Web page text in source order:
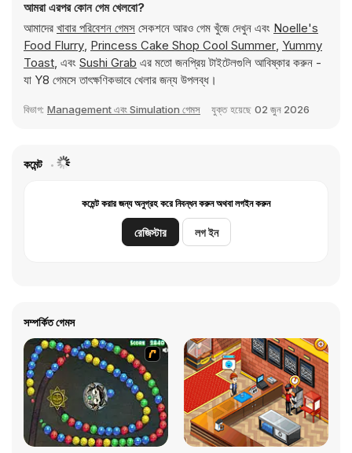
আমরা এরপর কোন গেম খেলবো?
আমাদের খাবার পরিবেশন গেমস সেকশনে আরও গেম খুঁজে দেখুন এবং Noelle's
Food Flurry, Princess Cake Shop Cool Summer, Yummy
Toast, এবং Sushi Grab এর মতো জনপ্রিয় টাইটেলগুলি আবিষ্কার করুন -
যা Y8 গেমসে তাৎক্ষণিকভাবে খেলার জন্য উপলব্ধ।
বিভাগ: Management এবং Simulation গেমস যুক্ত হয়েছে 02 জুন 2026
কমেন্ট
কমেন্ট করার জন্য অনুগ্রহ করে নিবন্ধন করুন অথবা লগইন করুন
রেজিস্টার লগ ইন
সম্পর্কিত গেমস